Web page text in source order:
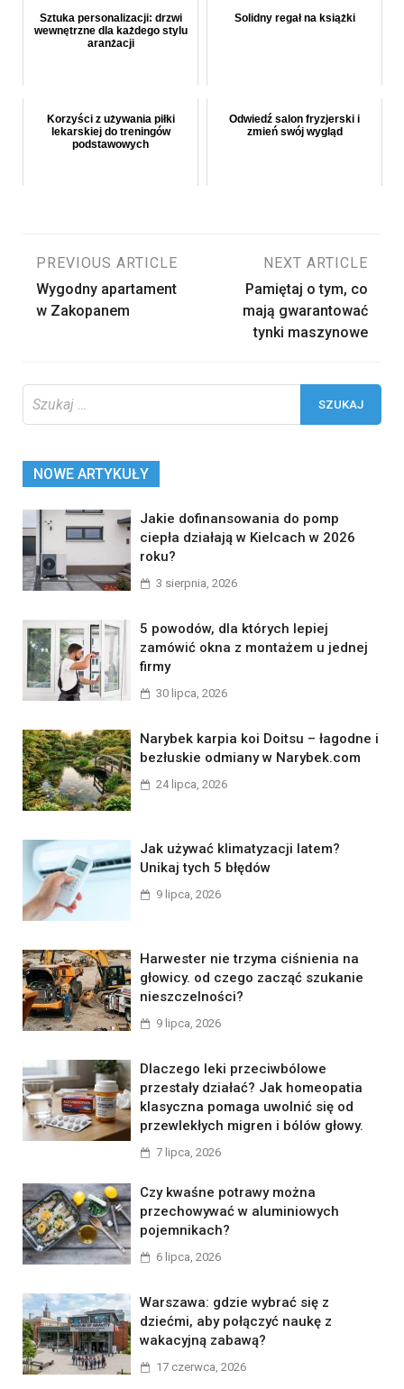
Sztuka personalizacji: drzwi
wewnętrzne dla każdego stylu
aranżacji
Solidny regał na książki
Korzyści z używania piłki
lekarskiej do treningów
podstawowych
Odwiedź salon fryzjerski i
zmień swój wygląd
Nawigacja
wpisu
PREVIOUS ARTICLE
Wygodny apartament
w Zakopanem
NEXT ARTICLE
Pamiętaj o tym, co
mają gwarantować
tynki maszynowe
NOWE ARTYKUŁY
Jakie dofinansowania do pomp
ciepła działają w Kielcach w 2026
roku?
3 sierpnia, 2026
5 powodów, dla których lepiej
zamówić okna z montażem u jednej
firmy
30 lipca, 2026
Narybek karpia koi Doitsu – łagodne i
bezłuskie odmiany w Narybek.com
24 lipca, 2026
Jak używać klimatyzacji latem?
Unikaj tych 5 błędów
9 lipca, 2026
Harwester nie trzyma ciśnienia na
głowicy. od czego zacząć szukanie
nieszczelności?
9 lipca, 2026
Dlaczego leki przeciwbólowe
przestały działać? Jak homeopatia
klasyczna pomaga uwolnić się od
przewlekłych migren i bólów głowy.
7 lipca, 2026
Czy kwaśne potrawy można
przechowywać w aluminiowych
pojemnikach?
6 lipca, 2026
Warszawa: gdzie wybrać się z
dziećmi, aby połączyć naukę z
wakacyjną zabawą?
17 czerwca, 2026